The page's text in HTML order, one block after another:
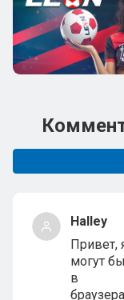
Halley
Привет,
могут
в